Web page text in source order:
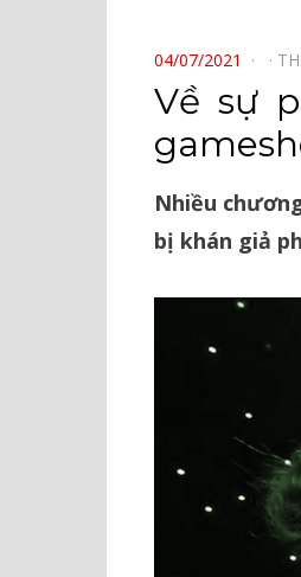
POSTED
ON
04/07/2021
Về sự
Nhiều
bị khán giả